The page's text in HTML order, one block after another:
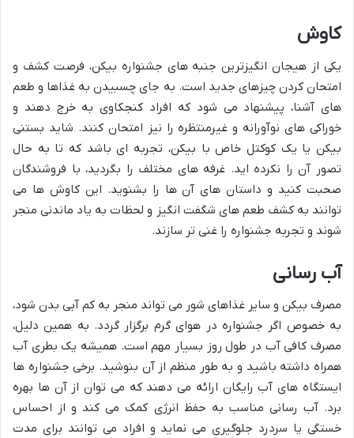
کاوش
یکی از هیجان انگیزترین جنبه های جشنواره بیکن، فرصت کشف و
امتحان کردن چیزهای جدید است. به جای چسبیدن به غذاها و طعم
های آشنا، پیشنهاد می شود که افراد کنجکاوی به خرج دهند و
خوراکی های نوآورانه و غیرمنتظره را نیز امتحان کنند. شاید بستنی
بیکن یا یک کوکتل خاص با بیکن، تجربه ای باشد که تا به حال
تصور آن را نکرده اید. غرفه های مختلف را بگردید، با فروشندگان
صحبت کنید و داستان های آن ها را بشنوید. این کاوش ها می
توانند به کشف طعم های شگفت انگیز و لحظات به یاد ماندنی منجر
شوند و تجربه جشنواره را غنی تر سازند.
آب رسانی
مصرف بیکن و سایر غذاهای شور می تواند منجر به کم آبی بدن شود،
به خصوص اگر جشنواره در هوای گرم برگزار گردد. به همین دلیل،
مصرف کافی آب در طول روز بسیار مهم است. همیشه یک بطری آب
همراه داشته باشید و به طور منظم از آن بنوشید. برخی جشنواره ها
ایستگاه های آب رایگان ارائه می دهند که می توان از آن ها بهره
برد. آب رسانی مناسب به حفظ انرژی کمک می کند و از احساس
خستگی یا سردرد جلوگیری می نماید و افراد می توانند برای مدت